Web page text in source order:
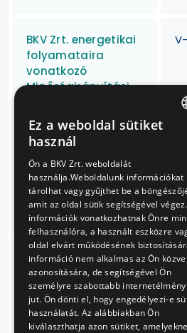
BKV Zrt. energetikai
folyamataira
vonatkozó
Minőségirányítási
9001:2009. számú
szabványnak
megfelelő Tanúsító
auditja, valamint
kettő éven
keresztüli
felügyeleti auditja
M3 vonal Kőbánya-
Kispest állomás
hírközlési
rendszereinek
javítása
Ez a weboldal sütiket
használ
Ön a BKV Zrt. weboldalát
használja.Weboldalunk információkat
tárolhat vagy gyűjthet be a
amit az oldal sütik segítségével
információk vonatkozhatnak Önre
felhasználóra, a használt eszközre
oldal elvárt működésének
információ nem alkalmas az Ön
azonosítására, de segítségével Ön
személyre szabottabb
jut. Ön dönti el, hogy engedélyezi-e
használatát. Az alábbiakban Ön
kiválaszthatja azon sütiket,